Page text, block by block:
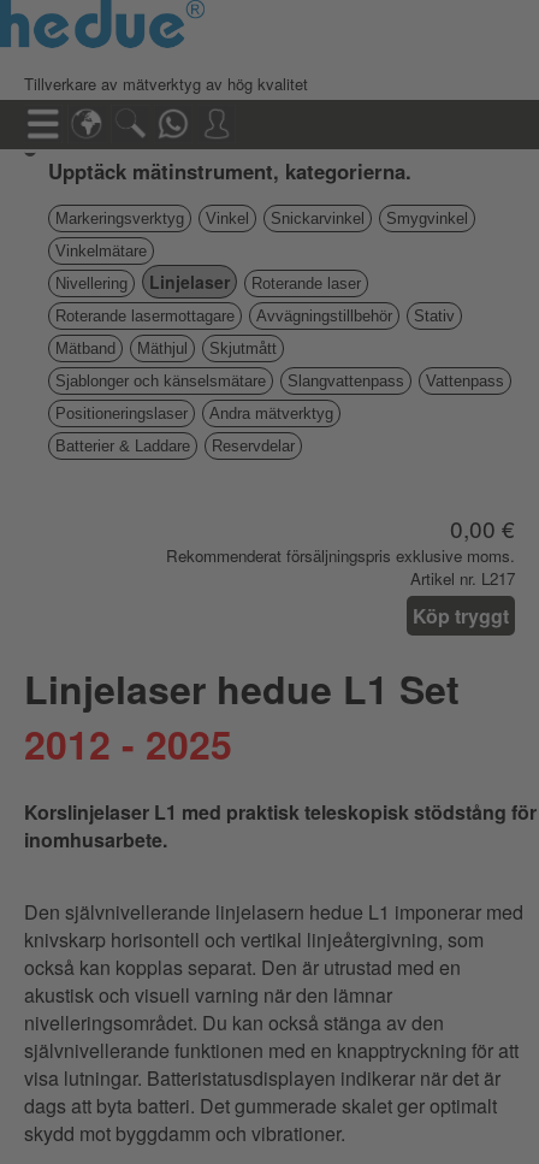
Tillverkare av mätverktyg av hög kvalitet
Upptäck mätinstrument, kategorierna.
Markeringsverktyg Vinkel Snickarvinkel
Smygvinkel
Vinkelmätare
Nivellering
Linjelaser
Roterande laser
Roterande lasermottagare
Avvägningstillbehör
Stativ
Mätband
Mäthjul
Skjutmått
Sjablonger och känselsmätare
Slangvattenpass
Vattenpass
Positioneringslaser
Andra mätverktyg
Batterier & Laddare
Reservdelar
0,00 €
Rekommenderat försäljningspris exklusive moms.
Artikel nr. L217
Köp tryggt
Linjelaser hedue L1 Set
2012 - 2025
Korslinjelaser L1 med praktisk teleskopisk stödstång för
inomhusarbete.
Den självnivellerande linjelasern hedue L1 imponerar med
knivskarp horisontell och vertikal linjeåtergivning, som
också kan kopplas separat. Den är utrustad med en
akustisk och visuell varning när den lämnar
nivelleringsområdet. Du kan också stänga av den
självnivellerande funktionen med en knapptryckning för att
visa lutningar. Batteristatusdisplayen indikerar när det är
dags att byta batteri. Det gummerade skalet ger optimalt
skydd mot byggdamm och vibrationer.